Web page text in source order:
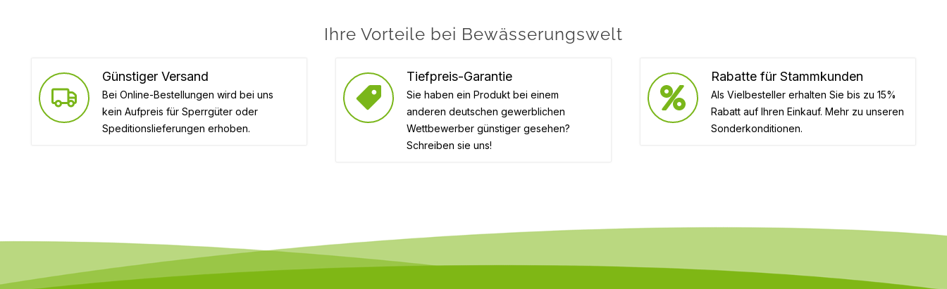
Ihre Vorteile bei Bewässerungswelt
Günstiger Versand
Bei Online-Bestellungen wird bei uns
kein Aufpreis für Sperrgüter oder
Speditionslieferungen erhoben.
Tiefpreis-Garantie
Sie haben ein Produkt bei einem
anderen deutschen gewerblichen
Wettbewerber günstiger gesehen?
Schreiben sie uns!
Rabatte für Stammkunden
Als Vielbesteller erhalten Sie bis zu 15%
Rabatt auf Ihren Einkauf. Mehr zu unseren
Sonderkonditionen.